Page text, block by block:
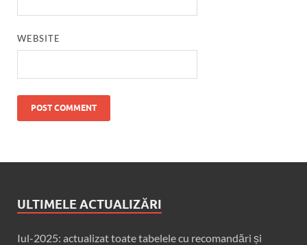
WEBSITE
ULTIMELE ACTUALIZĂRI
Iul-2025: actualizat toate tabelele cu recomandări și